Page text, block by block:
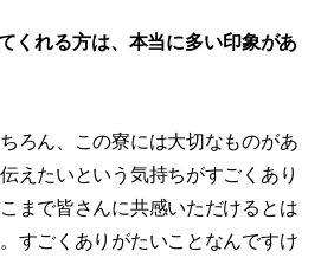
くれる方は、本当に多い印象があ
ろん、この寮には大切なものがあ
えたいという気持ちがすごくあり
まで皆さんに共感いただけるとは
すごくありがたいことなんですけ